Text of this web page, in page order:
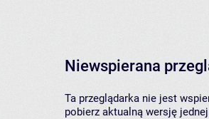
Niewspierana
Ta przeglądarka nie jest
pobierz aktualną wersję